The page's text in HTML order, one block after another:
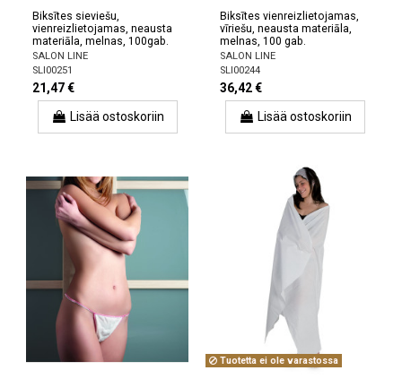
Biksītes sieviešu,
vienreizlietojamas, neausta
materiāla, melnas, 100gab.
SALON LINE
SLI00251
21,47 €
Lisää ostoskoriin
Biksītes vienreizlietojamas,
vīriešu, neausta materiāla,
melnas, 100 gab.
SALON LINE
SLI00244
36,42 €
Lisää ostoskoriin
Tuotetta ei ole varastossa